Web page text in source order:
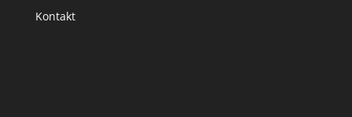
Kontakt